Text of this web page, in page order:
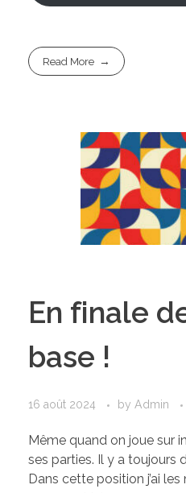
Read More
En finale
base !
16 août 2024 by Admin
Même quand on joue sur
ses parties. Il y a toujours
Dans cette position j’ai